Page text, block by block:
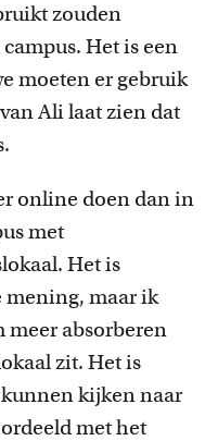
zouden
Het is een
moeten er gebruik
Ali laat zien dat
online doen dan in
met
Het is
maar ik
meer absorberen
zit. Het is
kunnen kijken naar
met het